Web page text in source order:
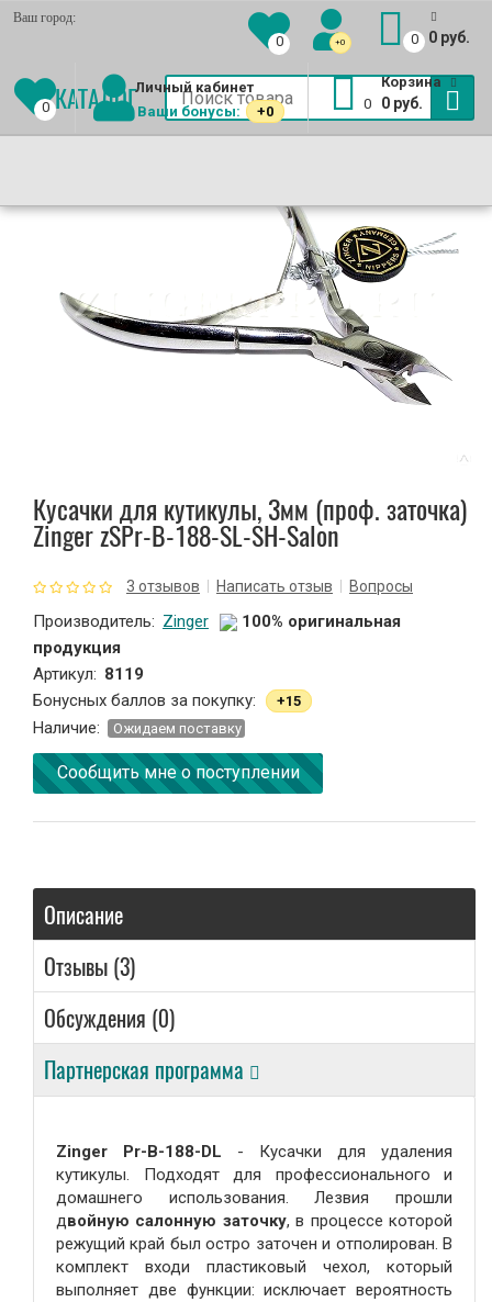
Ваш город:
Еще
Маникюрные комплекты
Книпсеры
Уход за ногтями
Зажим для ресниц
Кисти и спонжи
Ножницы парикмахерские
Точилки косметические
Наращивание ногтей
Расчески и зажимы для волос
Косметички
Зеркала
Сувениры
Подарки от нашего магазина
КАТАЛОГ
0 +0 0 0 руб.
0
Личный кабинет
Ваши бонусы:
+0
Корзина
0
0 руб.
МАНИКЮРНЫЕ
ZINGER
КУСАЧКИ
ZINGER
МАНИКЮРНЫЕ
НОЖНИЦЫ
ZINGER
ТЕРКИ
ДЛЯ
ZINGER
ПИЛКИ
ДЛЯ
НОГТЕЙ
ZINGER
ЕЩЕ
Кусачки для кутикулы, 3мм (проф. заточка)
Zinger zSPr-B-188-SL-SH-Salon
3 отзывов Написать отзыв Вопросы
Производитель: Zinger
100% оригинальная
продукция
Артикул: 8119
Бонусных баллов за покупку:
+15
Наличие: Oжидаем поставку
Сообщить мне о поступлении
Описание
Отзывы (3)
Обсуждения (0)
Партнерская программа
Zinger Pr-B-188-DL - Кусачки для удаления
кутикулы. Подходят для профессионального и
домашнего использования. Лезвия прошли
двойную салонную заточку, в процессе которой
режущий край был остро заточен и отполирован. В
комплект входи пластиковый чехол, который
выполняет две функции: исключает вероятность